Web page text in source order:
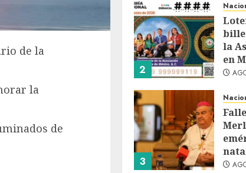
de la
la
de
2
la
en
3